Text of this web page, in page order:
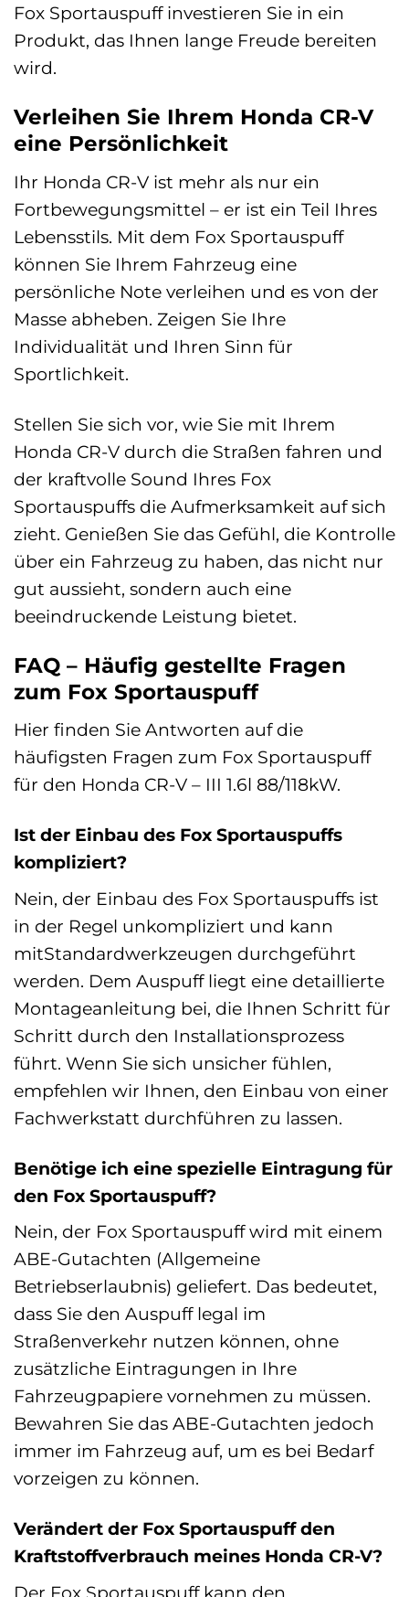
Fox Sportauspuff investieren Sie in ein
Produkt, das Ihnen lange Freude bereiten
wird.
Verleihen Sie Ihrem Honda CR-V
eine Persönlichkeit
Ihr Honda CR-V ist mehr als nur ein
Fortbewegungsmittel – er ist ein Teil Ihres
Lebensstils. Mit dem Fox Sportauspuff
können Sie Ihrem Fahrzeug eine
persönliche Note verleihen und es von der
Masse abheben. Zeigen Sie Ihre
Individualität und Ihren Sinn für
Sportlichkeit.
Stellen Sie sich vor, wie Sie mit Ihrem
Honda CR-V durch die Straßen fahren und
der kraftvolle Sound Ihres Fox
Sportauspuffs die Aufmerksamkeit auf sich
zieht. Genießen Sie das Gefühl, die Kontrolle
über ein Fahrzeug zu haben, das nicht nur
gut aussieht, sondern auch eine
beeindruckende Leistung bietet.
FAQ – Häufig gestellte Fragen
zum Fox Sportauspuff
Hier finden Sie Antworten auf die
häufigsten Fragen zum Fox Sportauspuff
für den Honda CR-V – III 1.6l 88/118kW.
Ist der Einbau des Fox Sportauspuffs
kompliziert?
Nein, der Einbau des Fox Sportauspuffs ist
in der Regel unkompliziert und kann
mitStandardwerkzeugen durchgeführt
werden. Dem Auspuff liegt eine detaillierte
Montageanleitung bei, die Ihnen Schritt für
Schritt durch den Installationsprozess
führt. Wenn Sie sich unsicher fühlen,
empfehlen wir Ihnen, den Einbau von einer
Fachwerkstatt durchführen zu lassen.
Benötige ich eine spezielle Eintragung für
den Fox Sportauspuff?
Nein, der Fox Sportauspuff wird mit einem
ABE-Gutachten (Allgemeine
Betriebserlaubnis) geliefert. Das bedeutet,
dass Sie den Auspuff legal im
Straßenverkehr nutzen können, ohne
zusätzliche Eintragungen in Ihre
Fahrzeugpapiere vornehmen zu müssen.
Bewahren Sie das ABE-Gutachten jedoch
immer im Fahrzeug auf, um es bei Bedarf
vorzeigen zu können.
Verändert der Fox Sportauspuff den
Kraftstoffverbrauch meines Honda CR-V?
Der Fox Sportauspuff kann den